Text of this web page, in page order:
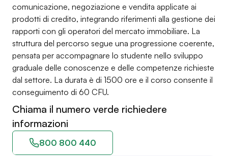
comunicazione, negoziazione e vendita applicate ai
prodotti di credito, integrando riferimenti alla gestione dei
rapporti con gli operatori del mercato immobiliare. La
struttura del percorso segue una progressione coerente,
pensata per accompagnare lo studente nello sviluppo
graduale delle conoscenze e delle competenze richieste
dal settore. La durata è di 1500 ore e il corso consente il
conseguimento di 60 CFU.
Chiama il numero verde richiedere
informazioni
800 800 440